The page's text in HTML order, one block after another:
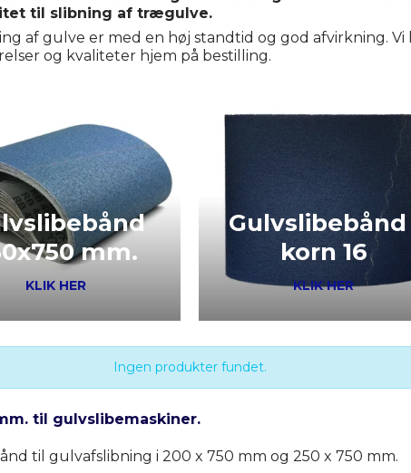
til slibning af trægulve.
af gulve er med en høj standtid og god afvirkning.
og kvaliteter hjem på bestilling.
mm.
KLIK HER
Gulvslibebånd
korn 16
KLIK HER
Ingen produkter fundet.
til gulvslibemaskiner.
til gulvafslibning i 200 x 750 mm og 250 x 750 mm.